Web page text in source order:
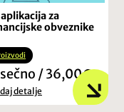
za
obveznike
/ 36,00
detalje